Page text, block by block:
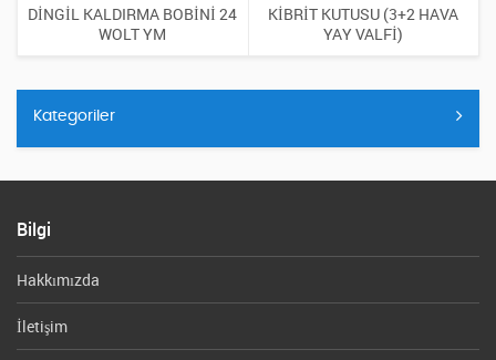
DİNGİL KALDIRMA BOBİNİ 24
WOLT YM
KİBRİT KUTUSU (3+2 HAVA
YAY VALFİ)
Kategoriler
Bilgi
Hakkımızda
İletişim